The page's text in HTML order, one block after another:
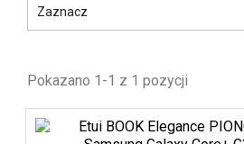
Zaznacz
Pokazano 1-1 z 1 pozycji